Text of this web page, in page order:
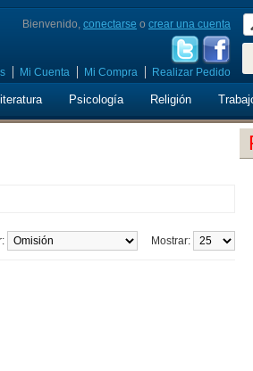
Bienvenido, conectarse o crear una cuenta
Mi Cuenta Mi Compra Realizar Pedido
Psicología Religión
Mostrar: